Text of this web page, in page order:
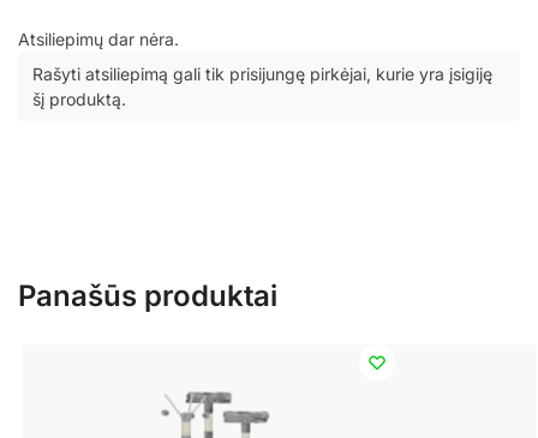
Atsiliepimų dar nėra.
Rašyti atsiliepimą gali tik prisijungę pirkėjai, kurie yra įsigiję
šį produktą.
Panašūs produktai